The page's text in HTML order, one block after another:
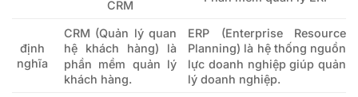
CRM
định
nghĩa
CRM (Quản lý quan
hệ khách hàng) là
phần mềm quản lý
khách hàng.
ERP (Enterprise Resource
Planning) là hệ thống nguồn
lực doanh nghiệp giúp quản
lý doanh nghiệp.